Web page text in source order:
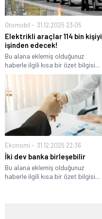
Otomobil 31.12.2025 23:05
Elektrikli araçlar 114 bin kişiyi
işinden edecek!
Bu alana eklemiş olduğunuz
haberle ilgili kısa bir özet bilgisi...
Ekonomi 31.12.2025 22:36
İki dev banka birleşebilir
Bu alana eklemiş olduğunuz
haberle ilgili kısa bir özet bilgisi...